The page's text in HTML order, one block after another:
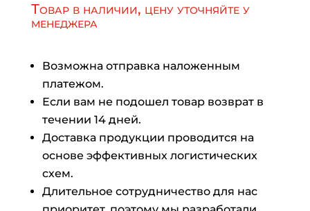
Товар в наличии, цену уточняйте у
менеджера
Возможна отправка наложенным
платежом.
Если вам не подошел товар возврат в
течении 14 дней.
Доставка продукции проводится на
основе эффективных логистических
схем.
Длительное сотрудничество для нас